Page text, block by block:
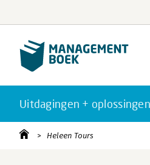
Uitdagingen + oplossingen
Heleen Tours